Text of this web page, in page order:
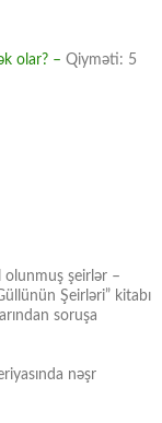
olar? – Qiyməti: 5
olunmuş şeirlər –
Şeirləri” kitabı
soruşa
nəşr